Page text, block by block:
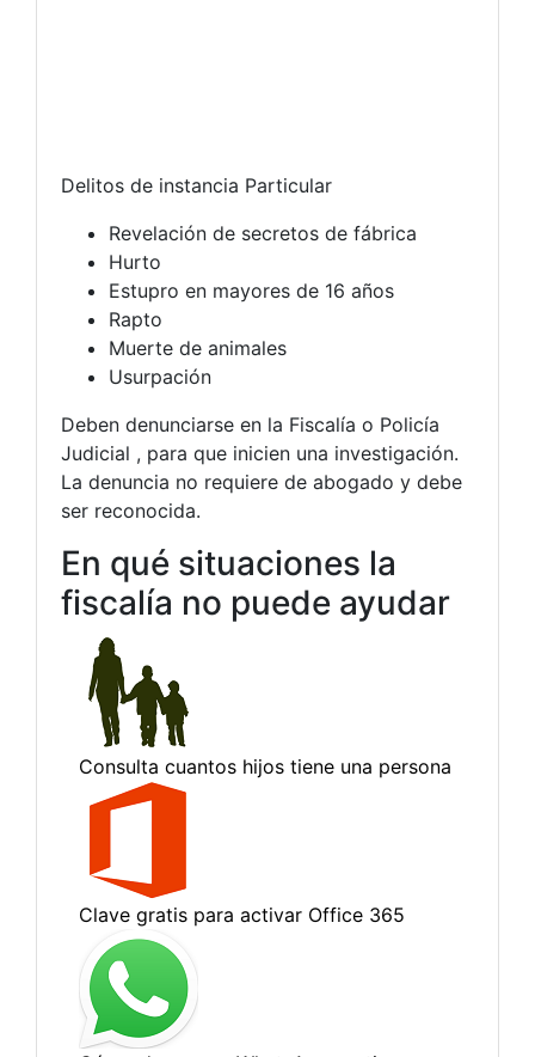
Delitos de instancia Particular
Revelación de secretos de fábrica
Hurto
Estupro en mayores de 16 años
Rapto
Muerte de animales
Usurpación
Deben denunciarse en la Fiscalía o Policía
Judicial , para que inicien una investigación.
La denuncia no requiere de abogado y debe
ser reconocida.
En qué situaciones la
fiscalía no puede ayudar